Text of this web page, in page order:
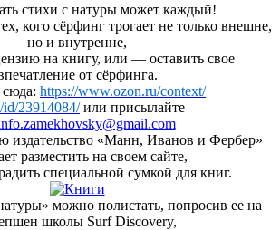
стихи с натуры может каждый!
кого сёрфинг трогает не только внешне,
но и внутренне,
на книгу, или — оставить свое
от сёрфинга.
https://www.ozon.ru/context/
id/23914084/или присылайте
издательство «Манн, Иванов и Фербер»
разместить на своем сайте,
специальной сумкой для книг.
можно полистать, попросив ее на
школы Surf Discovery,